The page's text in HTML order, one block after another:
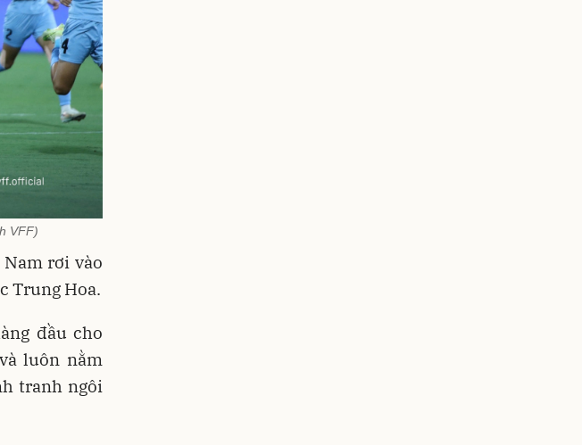
VFF)
rơi vào
Trung Hoa.
đầu cho
luôn nằm
tranh ngôi